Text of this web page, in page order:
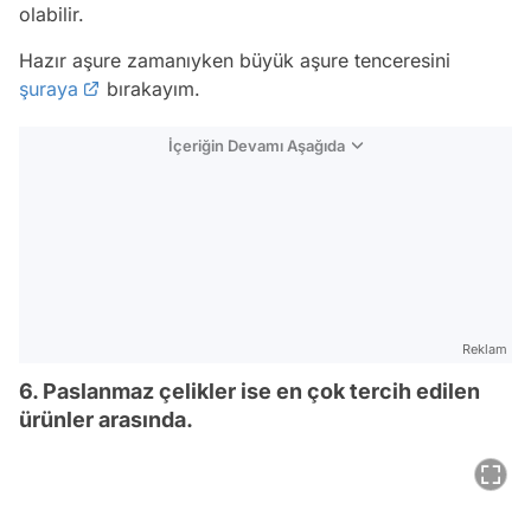
olabilir.
Hazır aşure zamanıyken büyük aşure tenceresini
şuraya
bırakayım.
İçeriğin Devamı Aşağıda
Reklam
6. Paslanmaz çelikler ise en çok tercih edilen
ürünler arasında.